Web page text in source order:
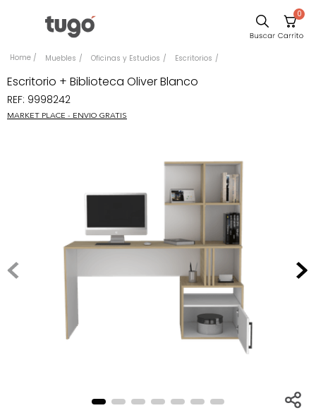
0
Muebles Oficinas y Estudios Escritorios
Escritorio + Biblioteca Oliver Blanco
REF: 9998242
MARKET PLACE - ENVIO GRATIS
Comedor
Escritorio
Mesa Centro
Mesa Noche